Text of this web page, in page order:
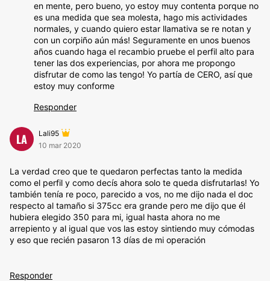
en mente, pero bueno, yo estoy muy contenta porque no
es una medida que sea molesta, hago mis actividades
normales, y cuando quiero estar llamativa se re notan y
con un corpiño aún más! Seguramente en unos buenos
años cuando haga el recambio pruebe el perfil alto para
tener las dos experiencias, por ahora me propongo
disfrutar de como las tengo! Yo partía de CERO, así que
estoy muy conforme
Responder
LA
Lali95
10 mar 2020
La verdad creo que te quedaron perfectas tanto la medida
como el perfil y como decís ahora solo te queda disfrutarlas! Yo
también tenía re poco, parecido a vos, no me dijo nada el doc
respecto al tamaño si 375cc era grande pero me dijo que él
hubiera elegido 350 para mi, igual hasta ahora no me
arrepiento y al igual que vos las estoy sintiendo muy cómodas
y eso que recién pasaron 13 días de mi operación
Responder